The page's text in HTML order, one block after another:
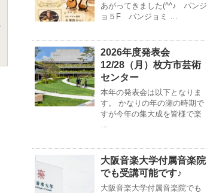
あがってきました(^^♪ パンジ
ョ５F パンジョミ …
2026年度発表会
12/28（月）枚方市芸術
センター
本年の発表会は以下となりま
す。 かなりの年の瀬の時期で
すが今年の集大成を皆様で楽
…
大阪音楽大学付属音楽院
でも受講可能です♪
大阪音楽大学付属音楽院でも